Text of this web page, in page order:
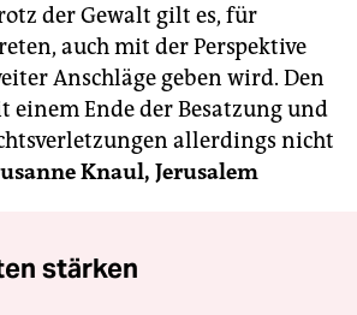
der Gewalt gilt es, für
auch mit der Perspektive
Anschläge geben wird. Den
Ende der Besatzung und
allerdings nicht
Knaul, Jerusalem
stärken